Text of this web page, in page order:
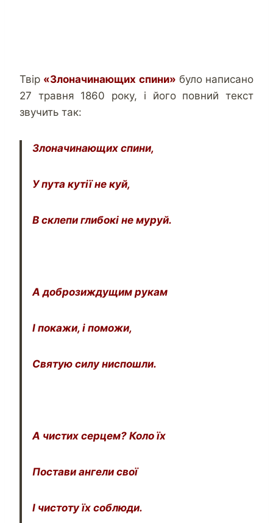
Твір «Злоначинающих спини» було написано
27 травня 1860 року, і його повний текст
звучить так:
Злоначинающих спини,
У пута кутії не куй,
В склепи глибокі не муруй.
А доброзиждущим рукам
І покажи, і поможи,
Святую силу ниспошли.
А чистих серцем? Коло їх
Постави ангели свої
І чистоту їх соблюди.